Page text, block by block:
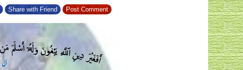
Share with Friend Post Comment